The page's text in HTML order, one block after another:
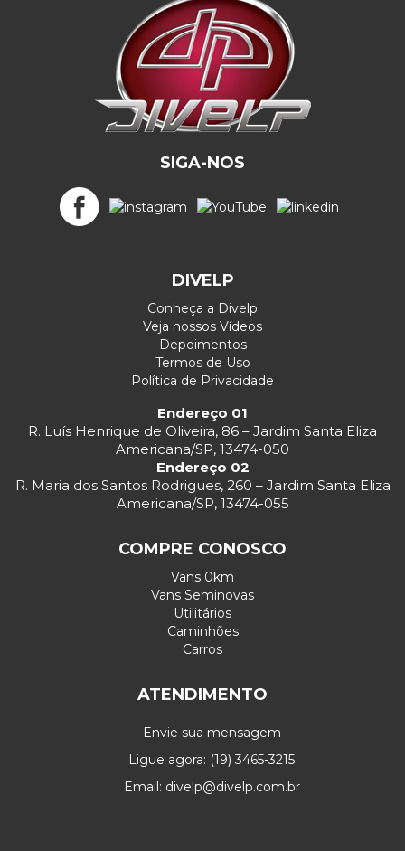
SIGA-NOS
DIVELP
Conheça a Divelp
Veja nossos Vídeos
Depoimentos
Termos de Uso
Política de Privacidade
Endereço 01
R. Luís Henrique de Oliveira, 86 – Jardim Santa Eliza
Americana/SP, 13474-050
Endereço 02
R. Maria dos Santos Rodrigues, 260 – Jardim Santa Eliza
Americana/SP, 13474-055
COMPRE CONOSCO
Vans 0km
Vans Seminovas
Utilitários
Caminhões
Carros
ATENDIMENTO
Envie sua mensagem
Ligue agora: (19) 3465-3215
Email: divelp@divelp.com.br